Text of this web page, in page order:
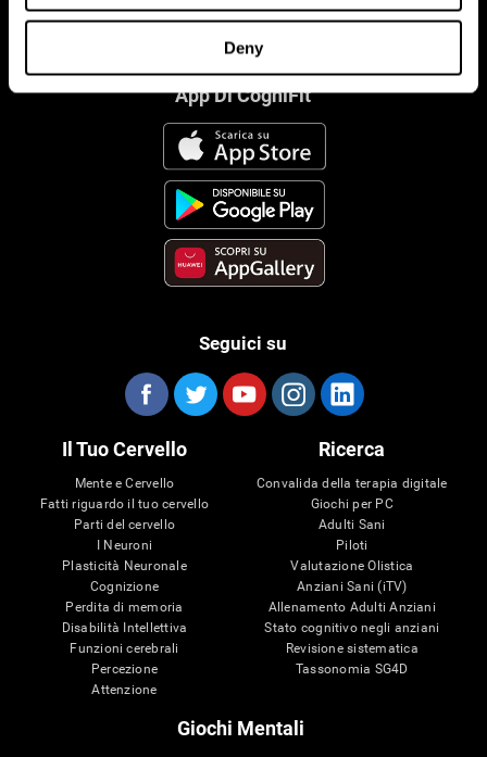
Deny
App Di CogniFit
Seguici su
Il Tuo Cervello
Mente e Cervello
Fatti riguardo il tuo cervello
Parti del cervello
I Neuroni
Plasticità Neuronale
Cognizione
Perdita di memoria
Disabilità Intellettiva
Funzioni cerebrali
Percezione
Attenzione
Ricerca
Convalida della terapia digitale
Giochi per PC
Adulti Sani
Piloti
Valutazione Olistica
Anziani Sani (iTV)
Allenamento Adulti Anziani
Stato cognitivo negli anziani
Revisione sistematica
Tassonomia SG4D
Giochi Mentali